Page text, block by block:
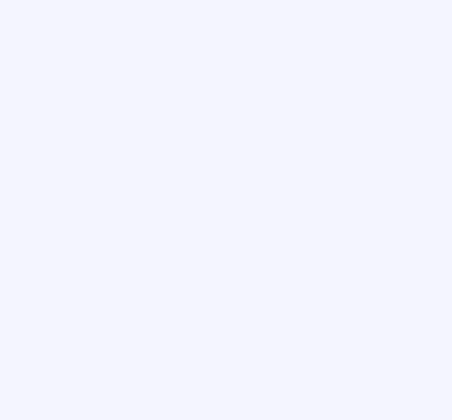
NRI】
🔴◤M&A仲介専門チームが徹底伴走◢